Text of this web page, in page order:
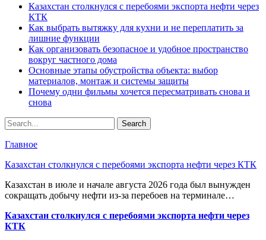
Казахстан столкнулся с перебоями экспорта нефти через
КТК
Как выбрать вытяжку для кухни и не переплатить за
лишние функции
Как организовать безопасное и удобное пространство
вокруг частного дома
Основные этапы обустройства объекта: выбор
материалов, монтаж и системы защиты
Почему одни фильмы хочется пересматривать снова и
снова
Главное
Казахстан столкнулся с перебоями экспорта нефти через КТК
Казахстан в июле и начале августа 2026 года был вынужден
сокращать добычу нефти из-за перебоев на терминале…
Казахстан столкнулся с перебоями экспорта нефти через
КТК